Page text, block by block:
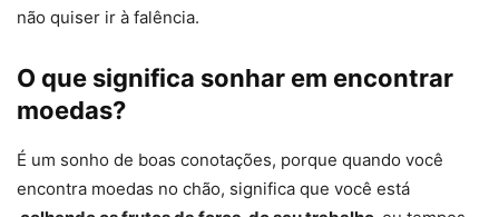
não quiser ir à falência.
O que significa sonhar em encontrar
moedas?
É um sonho de boas conotações, porque quando você
encontra moedas no chão, significa que você está